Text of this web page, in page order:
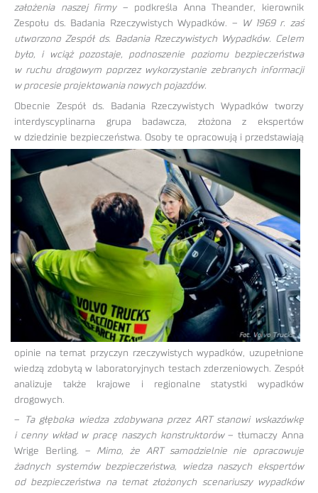
założenia naszej firmy– podkreśla Anna Theander, kierownik
Zespołu ds. Badania Rzeczywistych Wypadków. –
W 1969 r. zaś
utworzono Zespół ds. Badania Rzeczywistych Wypadków. Celem
było, i wciąż pozostaje, podnoszenie poziomu bezpieczeństwa
w ruchu drogowym poprzez wykorzystanie zebranych informacji
w procesie projektowania nowych pojazdów.
Obecnie Zespół ds. Badania Rzeczywistych Wypadków tworzy
interdyscyplinarna grupa badawcza, złożona z ekspertów
w dziedzinie bezpieczeństwa. Osoby te opracowują i przedstawiają
opinie na temat przyczyn rzeczywistych wypadków, uzupełnione
wiedzą zdobytą w laboratoryjnych testach zderzeniowych. Zespół
analizuje także krajowe i regionalne statystki wypadków
drogowych.
–
Ta głęboka wiedza zdobywana przez ART stanowi wskazówkę
i cenny wkład w pracę naszych konstruktorów– tłumaczy Anna
Wrige Berling. – Mimo, że ART samodzielnie nie opracowuje
żadnych systemów bezpieczeństwa, wiedza naszych ekspertów
od bezpieczeństwa na temat złożonych scenariuszy wypadków